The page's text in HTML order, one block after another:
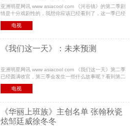
亚洲明星网讯 www asiacool com 《河谷镇》的第二季剧
情是十分戏剧性的，我想你应该已经看到了，这一季已经
发生了几起残酷的凶杀案。但是最大的疑团应该是Lodge
家族为什么一直不停地在小镇上买房产。幸运的是，
电视
《我们这一天》：未来预测
亚洲明星网讯 www asiacool com 《我们这一天》第二季
已经圆满收官，第三季会发生一些什么故事呢？看到第二
季大结局我们会发现，情感线已经很明晰了，Kate 和
Toby幸福地完成了婚礼，Deja也融入了Pearson家庭
电视
《华丽上班族》主创名单 张翰秋瓷
炫邹廷威徐冬冬